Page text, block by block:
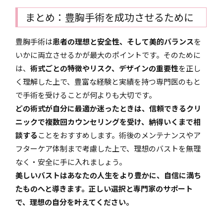
まとめ：豊胸手術を成功させるために
豊胸手術は患者の理想と安全性、そして美的バランスを
いかに両立させるかが最大のポイントです。そのために
は、術式ごとの特徴やリスク、デザインの重要性を正し
く理解した上で、豊富な経験と実績を持つ専門医のもと
で手術を受けることが何よりも大切です。
どの術式が自分に最適か迷ったときは、信頼できるクリ
ニックで複数回カウンセリングを受け、納得いくまで相
談することをおすすめします。術後のメンテナンスやア
フターケア体制まで考慮した上で、理想のバストを無理
なく・安全に手に入れましょう。
美しいバストはあなたの人生をより豊かに、自信に満ち
たものへと導きます。正しい選択と専門家のサポート
で、理想の自分を叶えてください。